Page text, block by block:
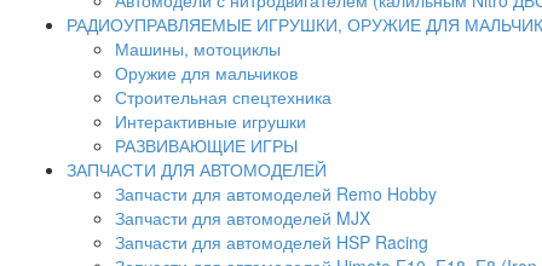
РАДИОУПРАВЛЯЕМЫЕ ИГРУШКИ, ОРУЖИЕ ДЛЯ
Машины, мотоциклы
Оружие для мальчиков
Строительная спецтехника
Интерактивные игрушки
РАЗВИВАЮЩИЕ ИГРЫ
ЗАПЧАСТИ ДЛЯ АВТОМОДЕЛЕЙ
Запчасти для автомоделей Remo Hobby
Запчасти для автомоделей MJX
Запчасти для автомоделей HSP Racing